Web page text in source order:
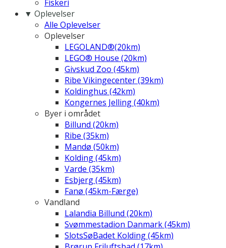
Fiskeri
▼ Oplevelser
Alle Oplevelser
Oplevelser
LEGOLAND®(20km)
LEGO® House (20km)
Givskud Zoo (45km)
Ribe Vikingecenter (39km)
Koldinghus (42km)
Kongernes Jelling (40km)
Byer i området
Billund (20km)
Ribe (35km)
Mandø (50km)
Kolding (45km)
Varde (35km)
Esbjerg (45km)
Fanø (45km-Færge)
Vandland
Lalandia Billund (20km)
Svømmestadion Danmark (45km)
SlotsSøBadet Kolding (45km)